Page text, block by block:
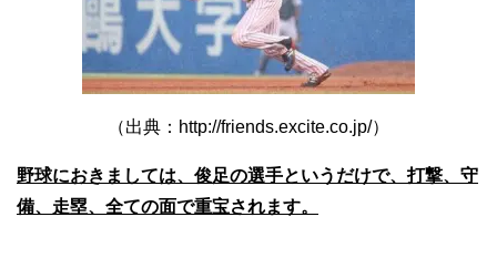
（出典：http://friends.excite.co.jp/）
野球におきましては、俊足の選手というだけで、打撃、守
備、走塁、全ての面で重宝されます。